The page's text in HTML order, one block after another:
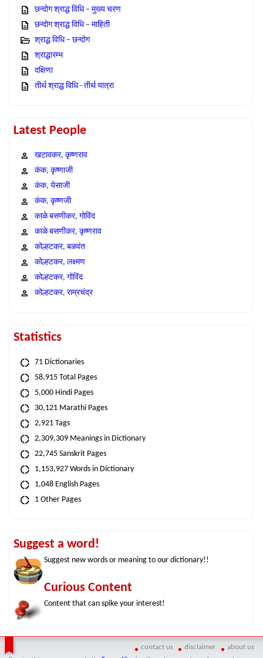
छन्दोग श्राद्ध विधि – मुख्य चरण
छन्दोग श्राद्ध विधि – माहिती
श्राद्ध विधि – छन्दोग
श्राद्धारम्भ
दक्षिणा
तीर्थ श्राद्ध विधि - तीर्थ यात्रा
Latest People
खटावकर, कृष्णराव
कंक, कृष्णाजी
कंक, येसाजी
कंक, कृष्णजी
काळे बसणीकर, गोविंद
काळे बसणीकर, कृष्णराव
कोल्हटकर, बळवंत
कोल्हटकर, लक्ष्मण
कोल्हटकर, गोविंद
कोल्हटकर, राम्रचंद्र
Statistics
71 Dictionaries
58,915 Total Pages
5,000 Hindi Pages
30,121 Marathi Pages
2,921 Tags
2,309,309 Meanings in Dictionary
22,745 Sanskrit Pages
1,153,927 Words in Dictionary
1,048 English Pages
1 Other Pages
Suggest a word!
Suggest new words or meaning to our dictionary!!
Curious Content
Content that can spike your interest!
contact us disclaimer about us